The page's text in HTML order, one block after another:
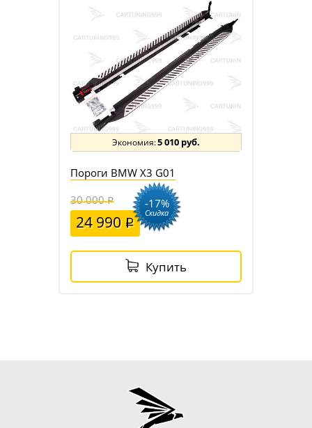
5 010 руб.
Пороги BMW X3 G01
30 000
24 990
-17%
Скидка
Купить